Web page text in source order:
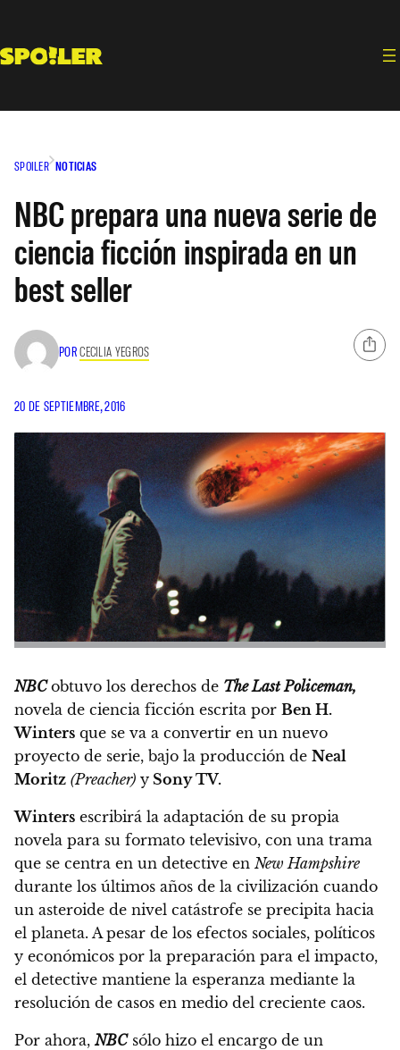
contenido
SPOILER NOTICIAS
NBC prepara una nueva serie de
ciencia ficción inspirada en un
best seller
PORCECILIA YEGROS
20 DE SEPTIEMBRE, 2016
NBC obtuvo los derechos de The Last Policeman,
novela de ciencia ficción escrita por Ben H.
Winters que se va a convertir en un nuevo
proyecto de serie, bajo la producción de Neal
Moritz (Preacher) y Sony TV.
Winters escribirá la adaptación de su propia
novela para su formato televisivo, con una trama
que se centra en un detective en New Hampshire
durante los últimos años de la civilización cuando
un asteroide de nivel catástrofe se precipita hacia
el planeta. A pesar de los efectos sociales, políticos
y económicos por la preparación para el impacto,
el detective mantiene la esperanza mediante la
resolución de casos en medio del creciente caos.
Por ahora,NBCsólo hizo el encargo de un